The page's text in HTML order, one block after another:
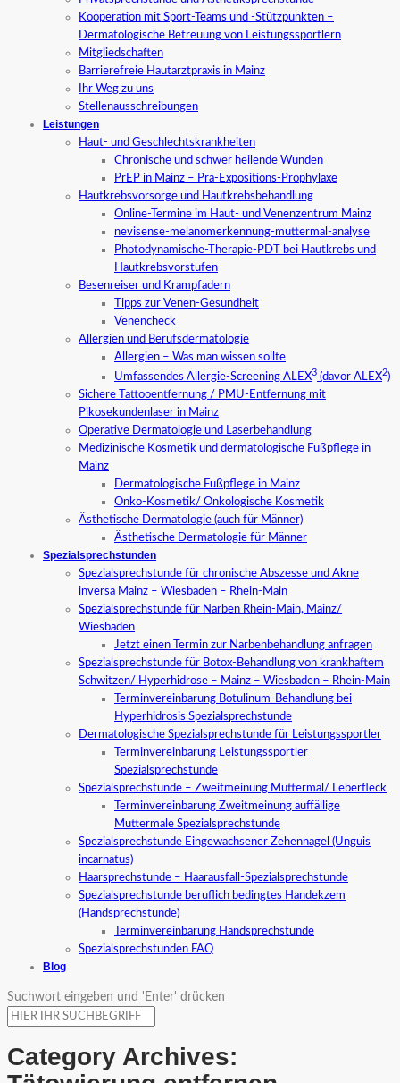
Kooperation mit Sport-Teams und -Stützpunkten –
Dermatologische Betreuung von Leistungssportlern
Mitgliedschaften
Barrierefreie Hautarztpraxis in Mainz
Ihr Weg zu uns
Stellenausschreibungen
Leistungen
Haut- und Geschlechtskrankheiten
Chronische und schwer heilende Wunden
PrEP in Mainz – Prä-Expositions-Prophylaxe
Hautkrebsvorsorge und Hautkrebsbehandlung
Online-Termine im Haut- und Venenzentrum Mainz
nevisense-melanomerkennung-muttermal-analyse
Photodynamische-Therapie-PDT bei Hautkrebs und
Hautkrebsvorstufen
Besenreiser und Krampfadern
Tipps zur Venen-Gesundheit
Venencheck
Allergien und Berufsdermatologie
Allergien – Was man wissen sollte
Umfassendes Allergie-Screening ALEX3 (davor ALEX2)
Sichere Tattooentfernung / PMU-Entfernung mit
Pikosekundenlaser in Mainz
Operative Dermatologie und Laserbehandlung
Medizinische Kosmetik und dermatologische Fußpflege in
Mainz
Dermatologische Fußpflege in Mainz
Onko-Kosmetik/ Onkologische Kosmetik
Ästhetische Dermatologie (auch für Männer)
Ästhetische Dermatologie für Männer
Spezialsprechstunden
Spezialsprechstunde für chronische Abszesse und Akne
inversa Mainz – Wiesbaden – Rhein-Main
Spezialsprechstunde für Narben Rhein-Main, Mainz/
Wiesbaden
Jetzt einen Termin zur Narbenbehandlung anfragen
Spezialsprechstunde für Botox-Behandlung von krankhaftem
Schwitzen/ Hyperhidrose – Mainz – Wiesbaden – Rhein-Main
Terminvereinbarung Botulinum-Behandlung bei
Hyperhidrosis Spezialsprechstunde
Dermatologische Spezialsprechstunde für Leistungssportler
Terminvereinbarung Leistungssportler
Spezialsprechstunde
Spezialsprechstunde – Zweitmeinung Muttermal/ Leberfleck
Terminvereinbarung Zweitmeinung auffällige
Muttermale Spezialsprechstunde
Spezialsprechstunde Eingewachsener Zehennagel (Unguis
incarnatus)
Haarsprechstunde – Haarausfall-Spezialsprechstunde
Spezialsprechstunde beruflich bedingtes Handekzem
(Handsprechstunde)
Terminvereinbarung Handsprechstunde
Spezialsprechstunden FAQ
Blog
Suchwort eingeben und 'Enter' drücken
Category Archives: